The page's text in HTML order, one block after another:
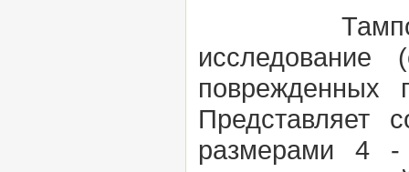
поврежденных
Представляет
размерами 4 -